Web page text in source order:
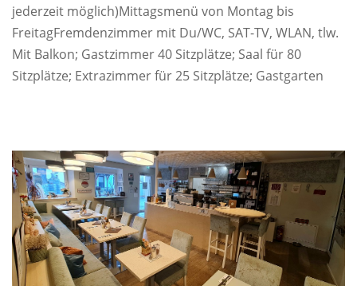
jederzeit möglich)Mittagsmenü von Montag bis
FreitagFremdenzimmer mit Du/WC, SAT-TV, WLAN, tlw.
Mit Balkon; Gastzimmer 40 Sitzplätze; Saal für 80
Sitzplätze; Extrazimmer für 25 Sitzplätze; Gastgarten